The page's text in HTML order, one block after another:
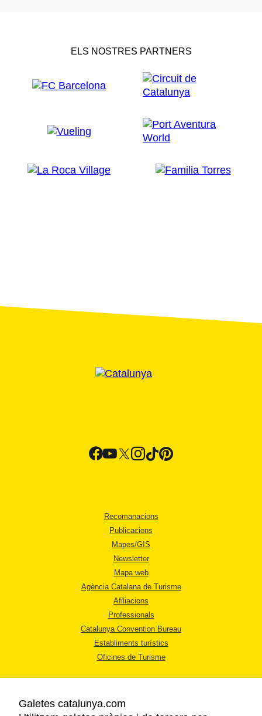
ELS NOSTRES PARTNERS
Recomanacions
Publicacions
Mapes/GIS
Newsletter
Mapa web
Agència Catalana de Turisme
Afiliacions
Professionals
Catalunya Convention Bureau
Establiments turístics
Oficines de Turisme
Galetes catalunya.com